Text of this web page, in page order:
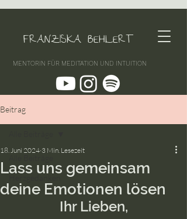
FRANZISKA BEHLERT
MENTORIN FÜR MEDITATION UND INTUITION
Beitrag
Lass uns gemeinsam
deine Emotionen lösen
18. Juni 2024 3 Min. Lesezeit
Ihr Lieben,